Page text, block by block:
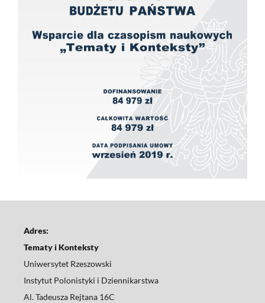
Adres:
Tematy i Konteksty
Uniwersytet Rzeszowski
Instytut Polonistyki i Dziennikarstwa
Al. Tadeusza Rejtana 16C